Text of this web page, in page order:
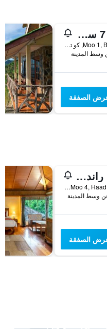
كوتشانج 7 سيفيو بنجالو
6/2 Moo 1, Bailan Bay, كو تشانغ, تايلاند
الصفقة
كيك سي راند ريزورت كو تشانج
1/1 Moo 4, Haad Sai Khao, كو تشانغ, تايلاند
الصفقة